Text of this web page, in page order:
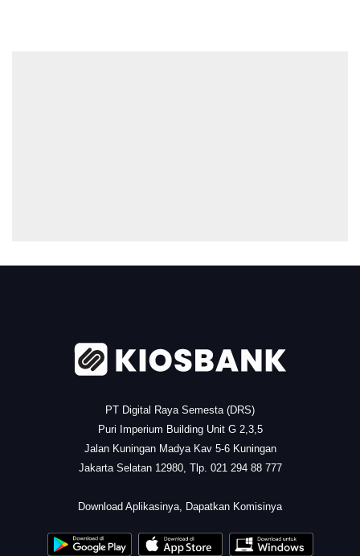
PT Digital Raya Semesta (DRS)
Puri Imperium Building Unit G 2,3,5
Jalan Kuningan Madya Kav 5-6 Kuningan
Jakarta Selatan 12980, Tlp. 021 294 88 777
Download Aplikasinya, Dapatkan Komisinya